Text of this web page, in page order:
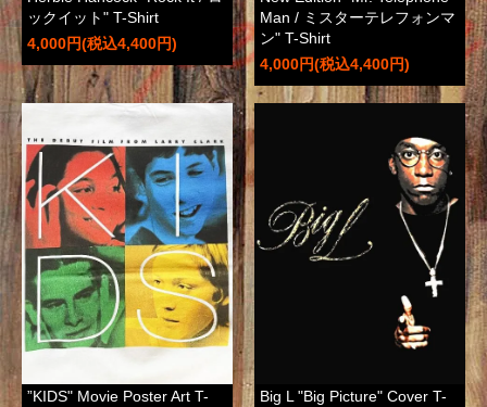
ックイット" T-Shirt
4,000円(税込4,400円)
Man / ミスターテレフォンマ
ン" T-Shirt
4,000円(税込4,400円)
”KIDS" Movie Poster Art T-
Big L "Big Picture" Cover T-